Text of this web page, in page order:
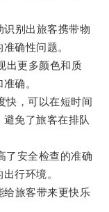
别出旅客携带物
确性问题。
更多颜色和质
确。
，可以在短时间
免了旅客在排队
安全检查的准确
行环境。
旅客带来更快乐